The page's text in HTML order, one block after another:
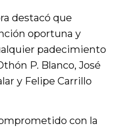
destacó que
oportuna y
padecimiento
P. Blanco, José
y Felipe Carrillo
con la